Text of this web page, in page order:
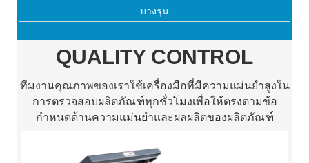
บางรุ่น
QUALITY CONTROL
ทีมงานคุณภาพของเราใช้เครื่องมือที่มีความแม่นยำสูงใน
การตรวจสอบผลิตภัณฑ์ทุกชั่วโมงเพื่อให้ตรงตามข้อ
กำหนดด้านความแม่นยำและผลผลิตของผลิตภัณฑ์